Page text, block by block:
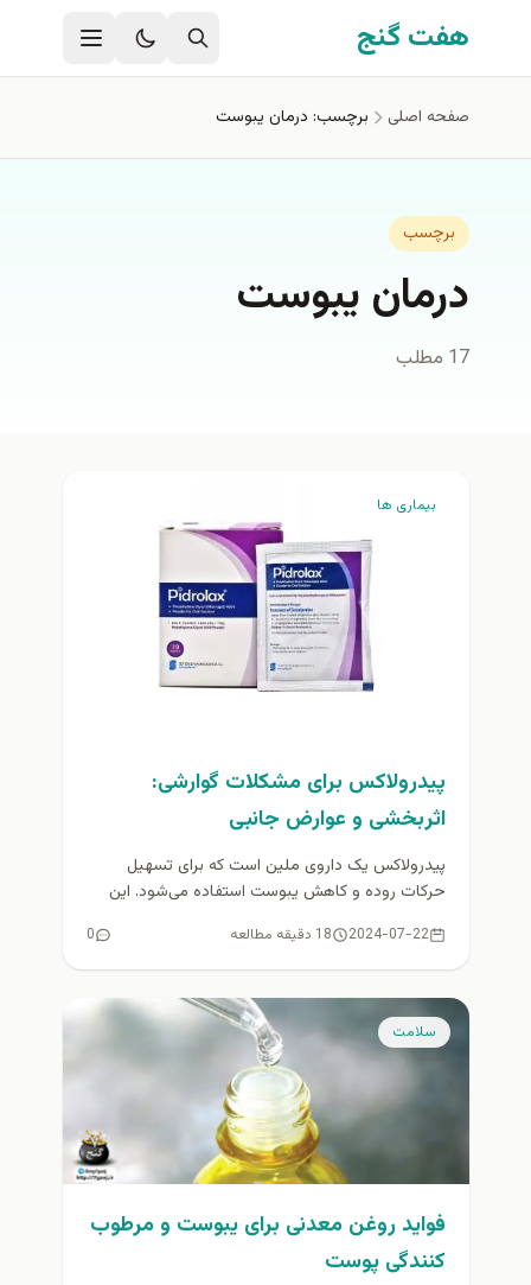
رفتن به محتوای اصلی
هفت گنج
صفحه اصلی برچسب: درمان یبوست
برچسب
درمان یبوست
17 مطلب
بیماری ها
پیدرولاکس برای مشکلات گوارشی:
اثربخشی و عوارض جانبی
پیدرولاکس یک داروی ملین است که برای تسهیل
حرکات روده و کاهش یبوست استفاده می‌شود. این
2024-07-22 18 دقیقه مطالعه 0
سلامت
فواید روغن معدنی برای یبوست و مرطوب
کنندگی پوست